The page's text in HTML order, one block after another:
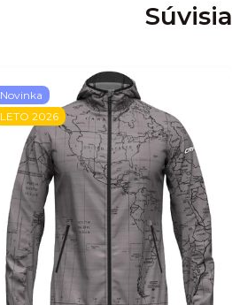
Novinka
LETO 2026